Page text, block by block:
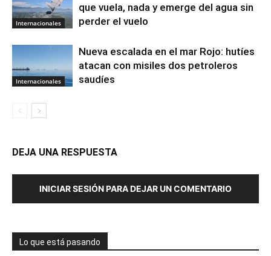
Internacionales
que vuela, nada y emerge del agua sin
perder el vuelo
Internacionales
Nueva escalada en el mar Rojo: hutíes
atacan con misiles dos petroleros
saudíes
DEJA UNA RESPUESTA
INICIAR SESIÓN PARA DEJAR UN COMENTARIO
Lo que está pasando